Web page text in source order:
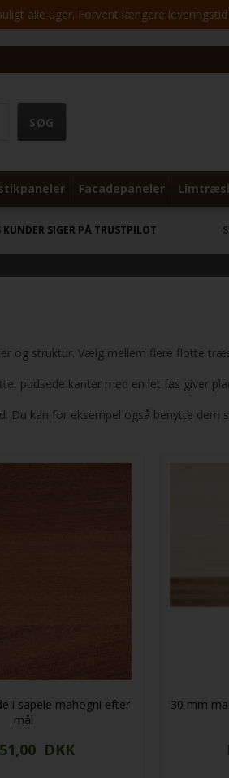
alle uger. Forvent længere
Facadepaneler
KUNDER SIGER PÅ TRUSTPILOT
og struktur. Vælg mellem flere flotte
pudsede kanter med en let fas giver
kan for eksempel også benytte dem
i sapele mahogni efter
mål
DKK
30 mm